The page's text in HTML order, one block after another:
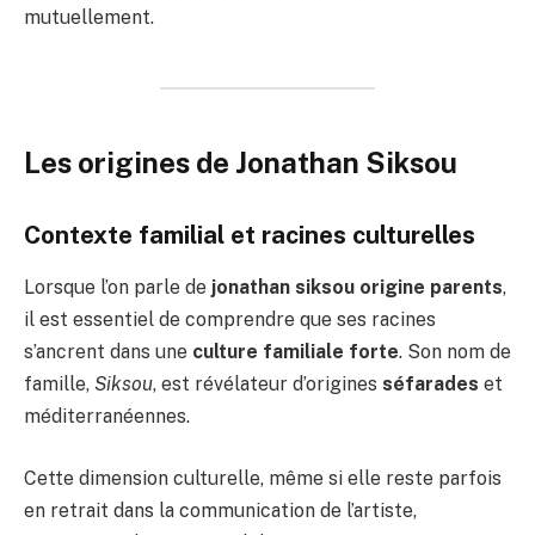
mutuellement.
Les origines de Jonathan Siksou
Contexte familial et racines culturelles
Lorsque l’on parle de jonathan siksou origine parents,
il est essentiel de comprendre que ses racines
s’ancrent dans une culture familiale forte. Son nom de
famille, Siksou, est révélateur d’origines séfarades et
méditerranéennes.
Cette dimension culturelle, même si elle reste parfois
en retrait dans la communication de l’artiste,